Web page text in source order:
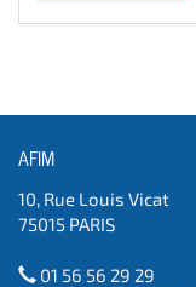
AFIM
10, Rue Louis Vicat
75015 PARIS
01 56 56 29 29